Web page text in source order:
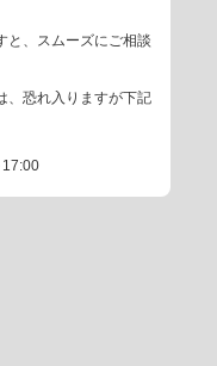
と、スムーズにご相談
、恐れ入りますが下記
17:00